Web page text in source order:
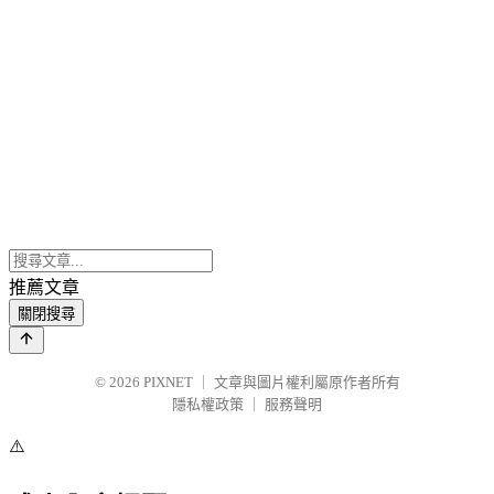
推薦文章
關閉搜尋
© 2026 PIXNET
文章與圖片權利屬原作者所有
隱私權政策
服務聲明
⚠️